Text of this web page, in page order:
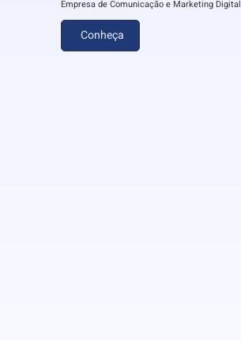
Empresa de Comunicação e Marketing Digital
Conheça